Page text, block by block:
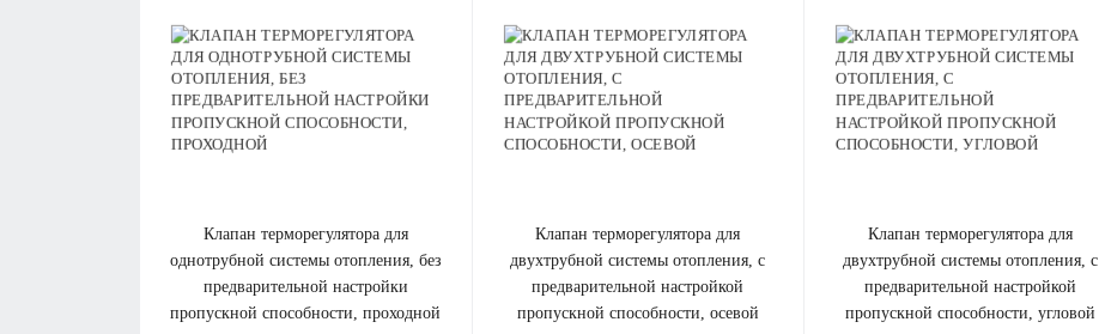
клапан терморегулятора для
однотрубной системы отопления, без
предварительной настройки
пропускной способности, проходной
клапан терморегулятора для
двухтрубной системы отопления, с
предварительной настройкой
пропускной способности, осевой
клапан терморегулятора для
двухтрубной системы отопления, с
предварительной настройкой
пропускной способности, угловой